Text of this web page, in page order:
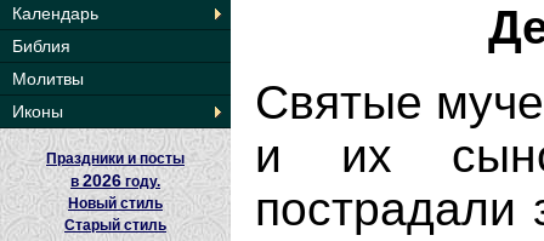
Календарь
Библия
Молитвы
Иконы
Праздники и посты
в 2026 году.
Новый стиль
Старый стиль
Святые
и их
пострадали